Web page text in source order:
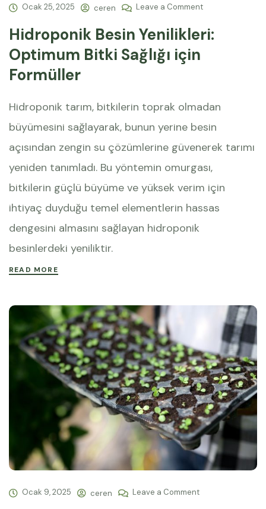
Ocak 25, 2025 ceren Leave a Comment
Hidroponik Besin Yenilikleri:
Optimum Bitki Sağlığı için
Formüller
Hidroponik tarım, bitkilerin toprak olmadan
büyümesini sağlayarak, bunun yerine besin
açısından zengin su çözümlerine güvenerek tarımı
yeniden tanımladı. Bu yöntemin omurgası,
bitkilerin güçlü büyüme ve yüksek verim için
ihtiyaç duyduğu temel elementlerin hassas
dengesini almasını sağlayan hidroponik
besinlerdeki yeniliktir.
READ MORE
Ocak 9, 2025 ceren Leave a Comment